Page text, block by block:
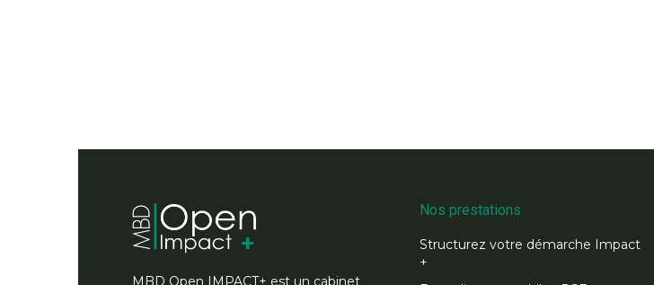
MBD Open IMPACT+ est un cabinet
Nos prestations
Structurez votre démarche Impact
+